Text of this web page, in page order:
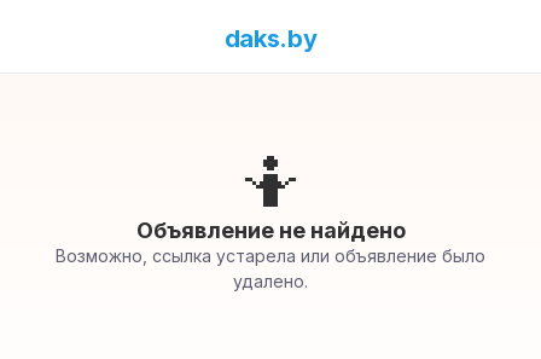
daks.by
🤷
Объявление не найдено
Возможно, ссылка устарела или объявление было
удалено.